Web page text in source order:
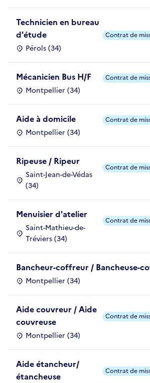
Technicien en bureau
d'étude
Pérols (34)
Contrat de
Mécanicien Bus H/F
Montpellier (34)
Contrat de
Aide à domicile
Montpellier (34)
Contrat de
Ripeuse / Ripeur
Saint-Jean-de-Védas
(34)
Contrat de
Menuisier d'atelier
Saint-Mathieu-de-
Tréviers (34)
Contrat de
Bancheur-coffreur / Bancheuse-
Montpellier (34)
Aide couvreur / Aide
couvreuse
Montpellier (34)
Contrat de
Aide étancheur/
étancheuse
Contrat de